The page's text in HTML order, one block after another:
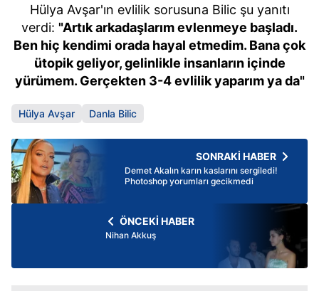
Hülya Avşar'ın evlilik sorusuna Bilic şu yanıtı
verdi: "Artık arkadaşlarım evlenmeye başladı.
Ben hiç kendimi orada hayal etmedim. Bana çok
ütopik geliyor, gelinlikle insanların içinde
yürümem. Gerçekten 3-4 evlilik yaparım ya da"
Hülya Avşar Danla Bilic
SONRAKİ HABER
Demet Akalın karın kaslarını sergiledi!
Photoshop yorumları gecikmedi
ÖNCEKİ HABER
Nihan Akkuş